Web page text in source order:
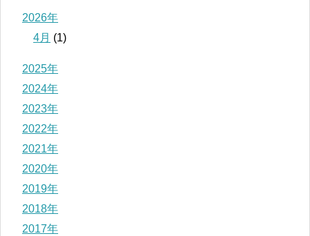
2026年
4月 (1)
2025年
2024年
2023年
2022年
2021年
2020年
2019年
2018年
2017年